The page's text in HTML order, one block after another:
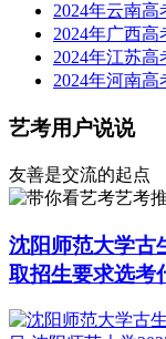
2024年云南
2024年广西
2024年江苏
2024年河南
艺考用户说说
友善是交流的起点
艺考
沈阳师范大学古
取招生要求选考